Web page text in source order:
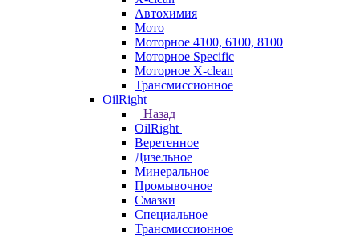
Автохимия
Мото
Моторное 4100, 6100, 8100
Моторное Specific
Моторное X-clean
Трансмиссионное
OilRight
Назад
OilRight
Веретенное
Дизельное
Минеральное
Промывочное
Смазки
Специальное
Трансмиссионное